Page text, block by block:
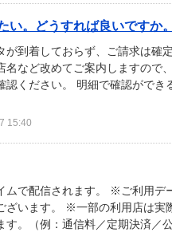
。どうすれば良いですか。
到着しておらず、ご請求は確定
など改めてご案内しますので
ください。 明細で確認ができ
15:40
で配信されます。 ※ご利用デ
ざいます。 ※一部の利用店は実
。（例：通信料／定期決済／